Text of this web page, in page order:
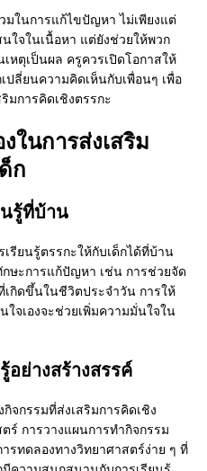
มในการแก้ไขปัญหา ไม่เพียงแต่
ใจในเนื้อหา แต่ยังช่วยให้พวก
หตุเป็นผล ครูควรเปิดโอกาสให้
ปลี่ยนความคิดเห็นกับเพื่อนๆ เพื่อ
มการคิดเชิงตรรกะ
ในการส่งเสริม
ก
รู้ที่บ้าน
รียนรู้ตรรกะให้กับเด็กได้ที่บ้าน
กษะการแก้ปัญหา เช่น การช่วยจัด
กิดขึ้นในชีวิตประจำวัน การให้
จเองจะช่วยเพิ่มความมั่นใจใน
อย่างสร้างสรรค์
จกรรมที่ส่งเสริมการคิดเชิง
ร์ การวางแผนการทำกิจกรรม
รทดลองทางวิทยาศาสตร์ง่าย ๆ ที่